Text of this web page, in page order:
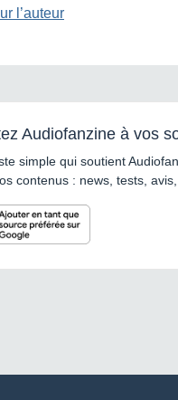
l’auteur
Audiofanzine à vos
simple qui soutient
contenus : news, tests,